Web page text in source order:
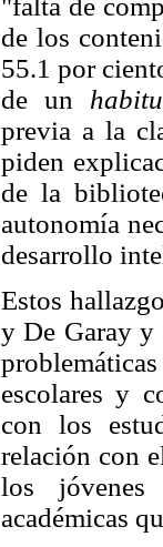
de los
55.1 por
de un
previa a la
piden
de la
autonomía
desarrollo
Estos
y De Garay y
escolares y
con los
relación con
los jóvenes
académicas